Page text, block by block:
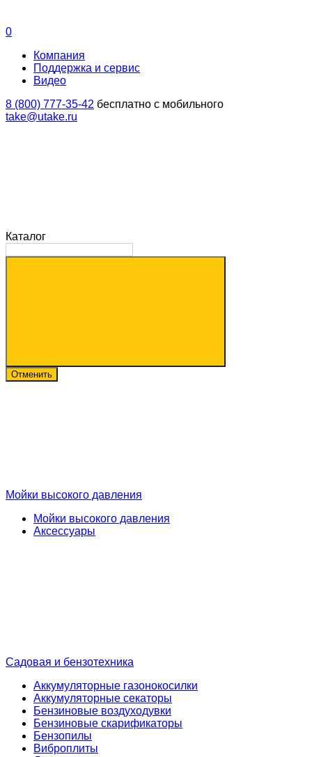
0
Компания
Поддержка и сервис
Видео
8 (800) 777-35-42 бесплатно с мобильного
take@utake.ru
Каталог
Отменить
Мойки высокого давления
Мойки высокого давления
Аксессуары
Садовая и бензотехника
Аккумуляторные газонокосилки
Аккумуляторные секаторы
Бензиновые воздуходувки
Бензиновые скарификаторы
Бензопилы
Виброплиты